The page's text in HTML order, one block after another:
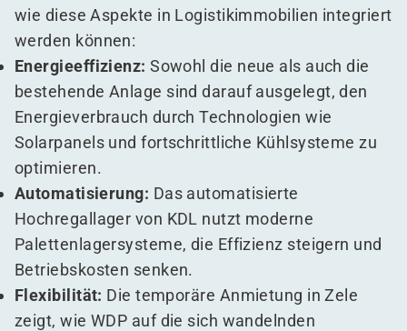
wie diese Aspekte in Logistikimmobilien integriert
werden können:
Energieeffizienz: Sowohl die neue als auch die
bestehende Anlage sind darauf ausgelegt, den
Energieverbrauch durch Technologien wie
Solarpanels und fortschrittliche Kühlsysteme zu
optimieren.
Automatisierung: Das automatisierte
Hochregallager von KDL nutzt moderne
Palettenlagersysteme, die Effizienz steigern und
Betriebskosten senken.
Flexibilität: Die temporäre Anmietung in Zele
zeigt, wie WDP auf die sich wandelnden